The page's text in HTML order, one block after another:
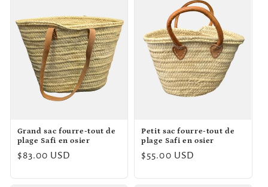
Grand sac fourre-tout de
plage Safi en osier
Prix
$83.00 USD
Petit sac fourre-tout de
plage Safi en osier
Prix
$55.00 USD